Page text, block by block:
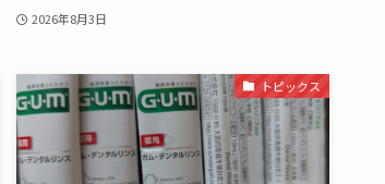
2026年8月3日
トピックス